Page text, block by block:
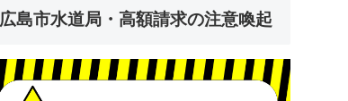
広島市水道局・高額請求の注意喚起